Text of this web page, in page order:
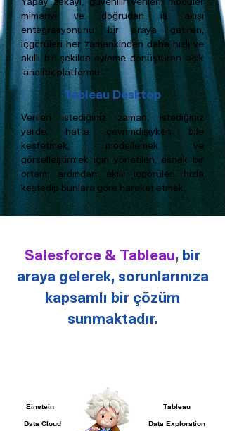
mimariyi ve doğrudan iş akışı
entegrasyonunu bir araya getiren,
içgörüleri her zamankinden daha hızlı ve
akıllı bir şekilde eyleme dönüştüren açık
analitik platformu.
Tableau Desktop
Verileri istediğiniz zaman, istediğiniz
yerde, hatta çevrimdışıyken bile
keşfetmek, modellemek ve
görselleştirmek için yönetilen, esnek bir
ortam; ardından akıllı içgörüleri hızla
keşfedip bunlara göre hareket etmek.
Salesforce & Tableau, bir
araya gelerek, sorunlarınıza
kapsamlı bir çözüm
sunmaktadır.
Einstein
Data Cloud
Tableau
Data Exploration